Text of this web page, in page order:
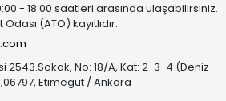
- 18:00 saatleri arasında ulaşabilirsiniz.
(ATO) kayıtlıdır.
2543.Sokak, No: 18/A, Kat: 2-3-4 (Deniz
Etimegut / Ankara